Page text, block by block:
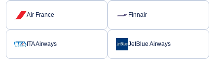
Air France Finnair
ITA Airways JetBlue Airways